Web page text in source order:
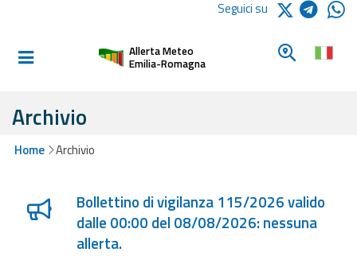
Informati e
Allerte E
Allerte e
Bollettini
Seguici su
Allerta Meteo
Emilia-Romagna
Cerca un
Archivio
Home Archivio
Bollettino di vigilanza 115/2026 valido
dalle 00:00 del 08/08/2026: nessuna
allerta.